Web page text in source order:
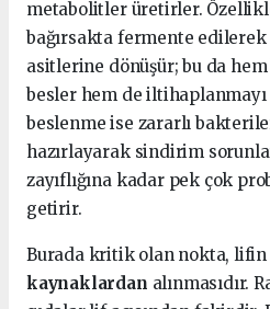
metabolitler üretirler.
bağırsakta fermente
asitlerine dönüşür; bu da
besler hem de
beslenme ise zararlı
hazırlayarak sindirim
zayıflığına kadar pek çok
getirir.
Burada kritik olan nokta, lifin
kaynaklardan alınmasıdır.